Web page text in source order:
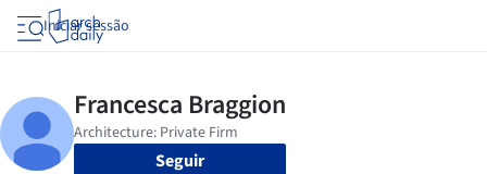
Iniciar sessão
Seguir